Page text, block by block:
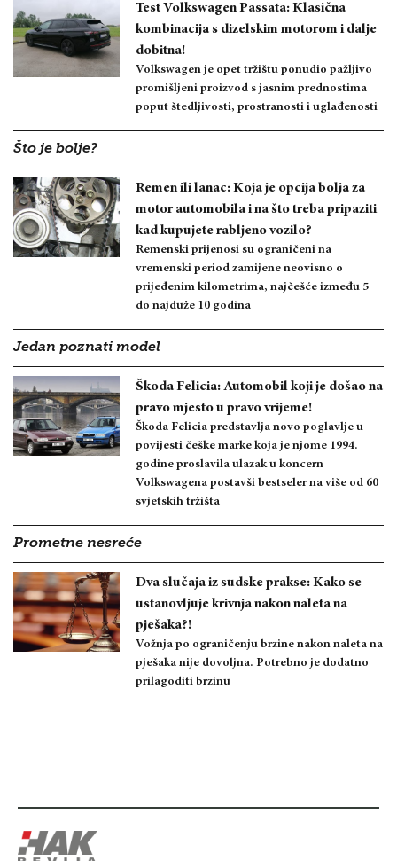
Test Volkswagen Passata: Klasična
kombinacija s dizelskim motorom i dalje
dobitna!
Volkswagen je opet tržištu ponudio pažljivo
promišljeni proizvod s jasnim prednostima
poput štedljivosti, prostranosti i uglađenosti
Što je bolje?
Remen ili lanac: Koja je opcija bolja za
motor automobila i na što treba pripaziti
kad kupujete rabljeno vozilo?
Remenski prijenosi su ograničeni na
vremenski period zamijene neovisno o
prijeđenim kilometrima, najčešće između 5
do najduže 10 godina
Jedan poznati model
Škoda Felicia: Automobil koji je došao na
pravo mjesto u pravo vrijeme!
Škoda Felicia predstavlja novo poglavlje u
povijesti češke marke koja je njome 1994.
godine proslavila ulazak u koncern
Volkswagena postavši bestseler na više od 60
svjetskih tržišta
Prometne nesreće
Dva slučaja iz sudske prakse: Kako se
ustanovljuje krivnja nakon naleta na
pješaka?!
Vožnja po ograničenju brzine nakon naleta na
pješaka nije dovoljna. Potrebno je dodatno
prilagoditi brzinu